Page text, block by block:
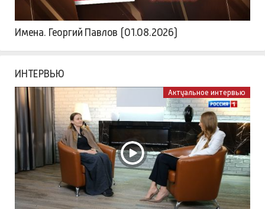
Имена. Георгий Павлов (01.08.2026)
ИНТЕРВЬЮ
Актуальное интервью